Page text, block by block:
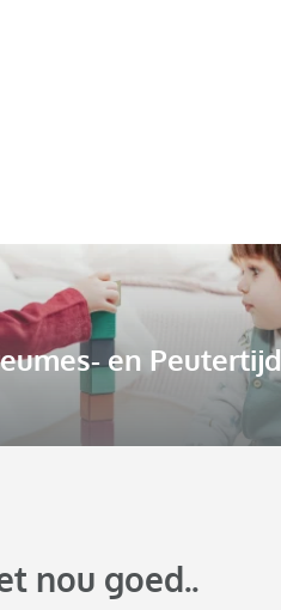
en Peutertijd
nou goed..